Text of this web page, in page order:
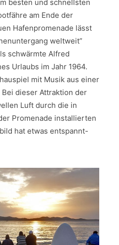
besten und schnellsten
am Ende der
Hafenpromenade lässt
weltweit”
schwärmte Alfred
Urlaubs im Jahr 1964.
mit Musik aus einer
dieser Attraktion der
Luft durch die in
Promenade installierten
hat etwas entspannt-